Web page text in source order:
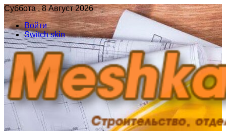
Суббота , 8 Август 2026
Войти
Switch skin